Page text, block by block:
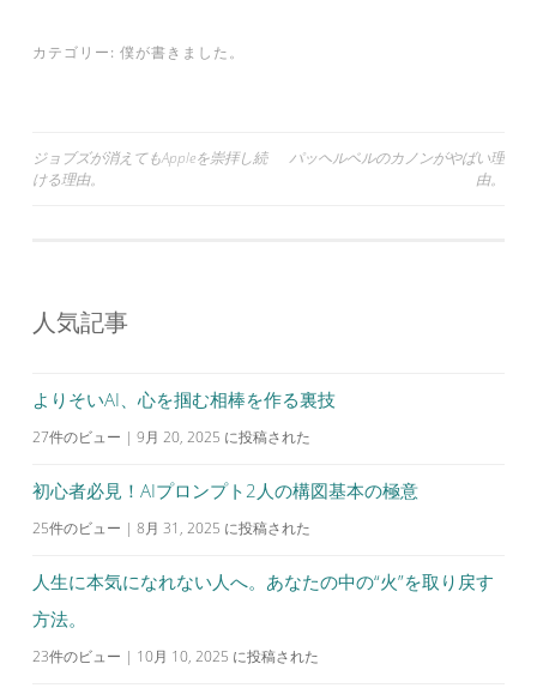
カテゴリー: 僕が書きました。
投
ゲ
ー
ョ
ン
ジョブズが消えてもAppleを崇拝し続
ける理由。
パッヘルベルのカノンがやばい理
由。
人気記事
よりそいAI、心を掴む相棒を作る裏技
27件のビュー | 9月 20, 2025 に投稿された
初心者必見！AIプロンプト2人の構図基本の極意
25件のビュー | 8月 31, 2025 に投稿された
人生に本気になれない人へ。あなたの中の“火”を取り戻す
方法。
23件のビュー | 10月 10, 2025 に投稿された